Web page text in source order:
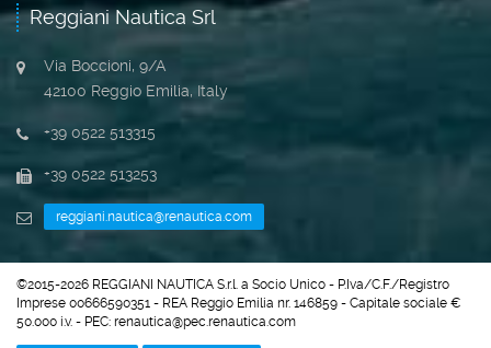
Reggiani Nautica Srl
Via Boccioni, 9/A
42100 Reggio Emilia, Italy
+39 0522 513315
+39 0522 513253
reggiani.nautica@renautica.com
©2015-2026 REGGIANI NAUTICA S.r.l. a Socio Unico - P.Iva/C.F./Registro
Imprese 00666590351 - REA Reggio Emilia nr. 146859 - Capitale sociale €
50.000 i.v. - PEC: renautica@pec.renautica.com